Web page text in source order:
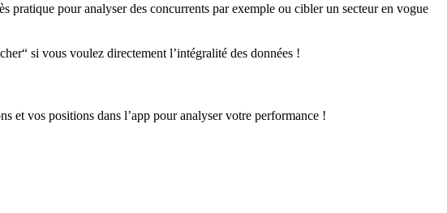
pratique pour analyser des concurrents par exemple ou cibler un secteur en vogue
si vous voulez directement l’intégralité des données !
et vos positions dans l’app pour analyser votre performance !